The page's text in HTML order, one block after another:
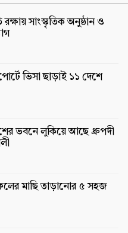
রক্ষায় সাংস্কৃতিক অনুষ্ঠান ও
ভিসা ছাড়াই ১১ দেশে
ভবনে লুকিয়ে আছে ধ্রুপদী
ফলের মাছি তাড়ানোর ৫ সহজ